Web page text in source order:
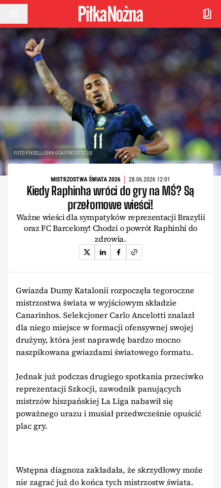
Przejdź do treści
FOTO PIXSELL/SIPA USA/PRESSFOCUS
MISTRZOSTWA ŚWIATA 2026 28.06.2026 12:01
Kiedy Raphinha wróci do gry na MŚ? Są
przełomowe wieści!
Ważne wieści dla sympatyków reprezentacji Brazylii
oraz FC Barcelony! Chodzi o powrót Raphinhi do
zdrowia.
Gwiazda Dumy Katalonii rozpoczęła tegoroczne
mistrzostwa świata w wyjściowym składzie
Canarinhos. Selekcjoner Carlo Ancelotti znalazł
dla niego miejsce w formacji ofensywnej swojej
drużyny, która jest naprawdę bardzo mocno
naszpikowana gwiazdami światowego formatu.
Jednak już podczas drugiego spotkania przeciwko
reprezentacji Szkocji, zawodnik panujących
mistrzów hiszpańskiej La Liga nabawił się
poważnego urazu i musiał przedwcześnie opuścić
plac gry.
Wstępna diagnoza zakładała, że skrzydłowy może
nie zagrać już do końca tych mistrzostw świata.